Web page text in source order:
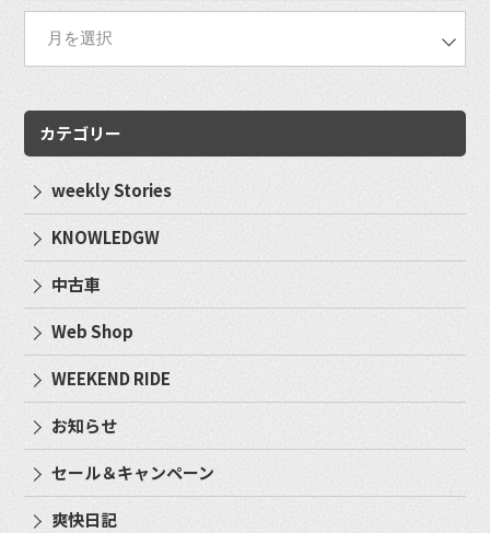
カテゴリー
weekly Stories
KNOWLEDGW
中古車
Web Shop
WEEKEND RIDE
お知らせ
セール＆キャンペーン
爽快日記